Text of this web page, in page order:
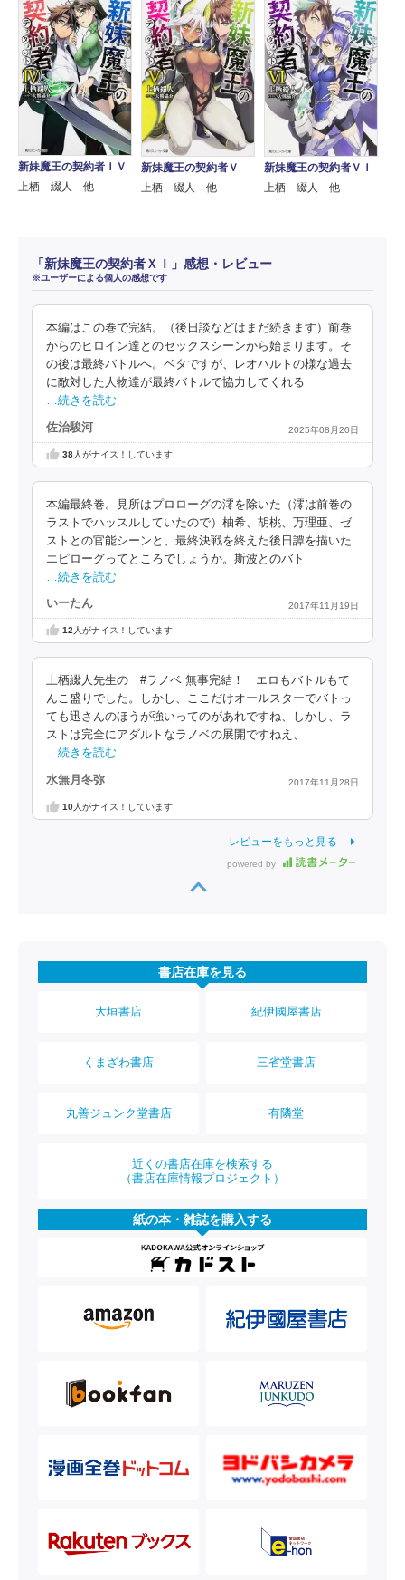
新妹魔王の契約者ＩＶ
上栖 綴人 他
新妹魔王の契約者Ｖ
上栖 綴人 他
新妹魔王の契約者ＶＩ
上栖 綴人 他
「新妹魔王の契約者ＸＩ」感想・レビュー
※ユーザーによる個人の感想です
本編はこの巻で完結。（後日談などはまだ続きます）前巻
からのヒロイン達とのセックスシーンから始まります。そ
の後は最終バトルへ。ベタですが、レオハルトの様な過去
に敵対した人物達が最終バトルで協力してくれる
…続きを読む
佐治駿河 2025年08月20日
38人がナイス！しています
本編最終巻。見所はプロローグの澪を除いた（澪は前巻の
ラストでハッスルしていたので）柚希、胡桃、万理亜、ゼ
ストとの官能シーンと、最終決戦を終えた後日譚を描いた
エピローグってところでしょうか。斯波とのバト
…続きを読む
いーたん 2017年11月19日
12 人がナイス！しています
上栖綴人先生の #ラノベ 無事完結！ エロもバトルもて
んこ盛りでした。しかし、ここだけオールスターでバトっ
ても迅さんのほうが強いってのがあれですね、しかし、ラ
ストは完全にアダルトなラノベの展開ですねえ、
…続きを読む
水無月冬弥 2017年11月28日
10人がナイス！しています
レビューをもっと見る
powered by
書店在庫を見る
大垣書店 紀伊國屋書店
くまざわ書店 三省堂書店
丸善ジュンク堂書店 有隣堂
近くの書店在庫を検索する
（書店在庫情報プロジェクト）
紙の本・雑誌を購入する